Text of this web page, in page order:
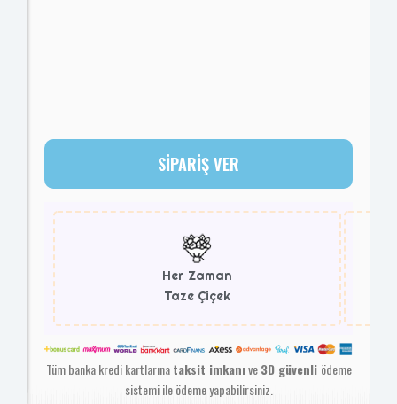
SİPARİŞ VER
Her Zaman
Taze Çiçek
Tüm banka kredi kartlarınataksit imkanıve3D güvenli ödeme
sistemi ile ödeme yapabilirsiniz.